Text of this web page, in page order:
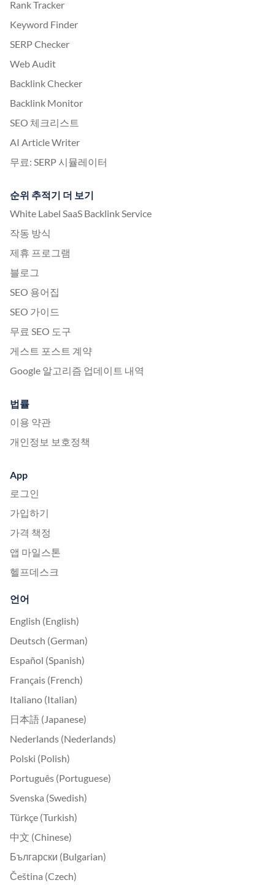
Rank Tracker
Keyword Finder
SERP Checker
Web Audit
Backlink Checker
Backlink Monitor
SEO 체크리스트
AI Article Writer
무료: SERP 시뮬레이터
순위 추적기 더 보기
White Label SaaS Backlink Service
작동 방식
제휴 프로그램
블로그
SEO 용어집
SEO 가이드
무료 SEO 도구
게스트 포스트 계약
Google 알고리즘 업데이트 내역
법률
이용 약관
개인정보 보호정책
App
로그인
가입하기
가격 책정
앱 마일스톤
헬프데스크
언어
English (English)
Deutsch (German)
Español (Spanish)
Français (French)
Italiano (Italian)
日本語 (Japanese)
Nederlands (Nederlands)
Polski (Polish)
Português (Portuguese)
Svenska (Swedish)
Türkçe (Turkish)
中文 (Chinese)
Български (Bulgarian)
Čeština (Czech)